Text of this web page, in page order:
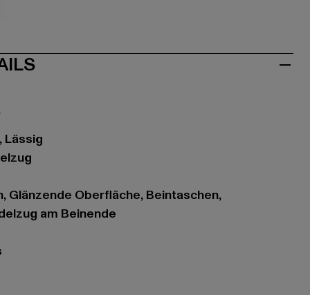
Lässig
Glänzende Oberfläche, Beintaschen,
am Beinende